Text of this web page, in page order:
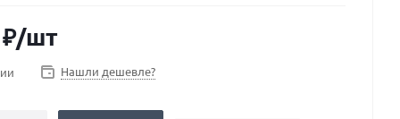
/шт
Нашли дешевле?